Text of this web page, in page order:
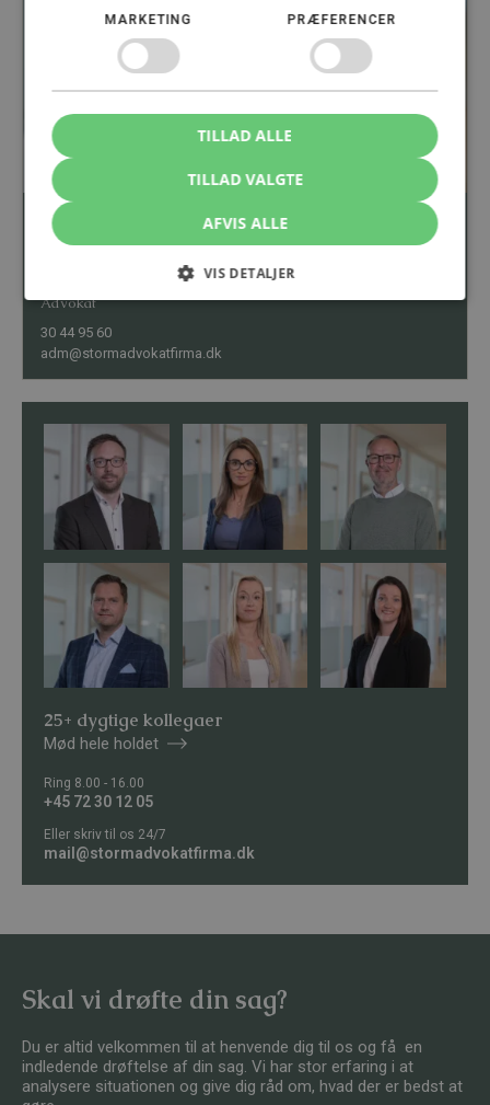
Andreas Darwin Madsen
Advokat
30 44 95 60
adm@stormadvokatfirma.dk
25+ dygtige kollegaer
Mød hele holdet
Ring 8.00 - 16.00
+45 72 30 12 05
Eller skriv til os 24/7
mail@stormadvokatfirma.dk
Skal vi drøfte din sag?
Du er altid velkommen til at henvende dig til os og få en
indledende drøftelse af din sag. Vi har stor erfaring i at
analysere situationen og give dig råd om, hvad der er bedst at
MARKETING PRÆFERENCER
TILLAD VALGTE
TILLAD ALLE
AFVIS ALLE
VIS DETALJER